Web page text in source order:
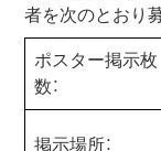
者を次のとおり
ポスター掲示枚
数：
掲示場所：